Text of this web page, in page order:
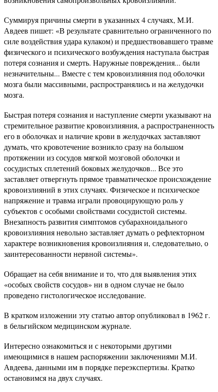
Суммируя причины смерти в указанных 4 случаях, М.И.
Авдеев пишет: «В результате сравнительно ограниченного по
силе воздействия удара кулаком) и предшествовавшего травме
физического и психического возбуждения наступала быстрая
потеря сознания и смерть. Наружные повреждения... были
незначительны... Вместе с тем кровоизлияния под оболочки
мозга были массивными, распространялись и на желудочки
мозга.
Быстрая потеря сознания и наступление смерти указывают на
стремительное развитие кровоизлияния, а распространенность
его в оболочках и наличие крови в желудочках заставляют
думать, что кровотечение возникло сразу на большом
протяжении из сосудов мягкой мозговой оболочки и
сосудистых сплетений боковых желудочков... Все это
заставляет отвергнуть прямое травматическое происхождение
кровоизлияний в этих случаях. Физическое и психическое
напряжение и травма играли провоцирующую роль у
субъектов с особыми свойствами сосудистой системы.
Внезапность развития симптомов субарахноидального
кровоизлияния невольно заставляет думать о рефлекторном
характере возникновения кровоизлияния и, следовательно, о
заинтересованности нервной системы».
Обращает на себя внимание и то, что для выявления этих
«особых свойств сосудов» ни в одном случае не было
проведено гистологическое исследование.
В кратком изложении эту статью автор опубликовал в 1962 г.
в бельгийском медицинском журнале.
Интересно ознакомиться и с некоторыми другими
имеющимися в нашем распоряжении заключениями М.И.
Авдеева, данными им в порядке переэкспертизы. Кратко
остановимся на двух случаях.